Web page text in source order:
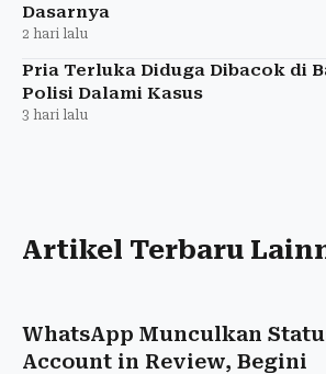
Dasarnya
2 hari lalu
Pria Terluka Diduga Dibacok di
Polisi Dalami Kasus
3 hari lalu
Artikel Terbaru
WhatsApp Munculkan
Account in Review, Begini